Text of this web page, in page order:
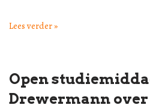
Lees verder »
Open
Drewermann over